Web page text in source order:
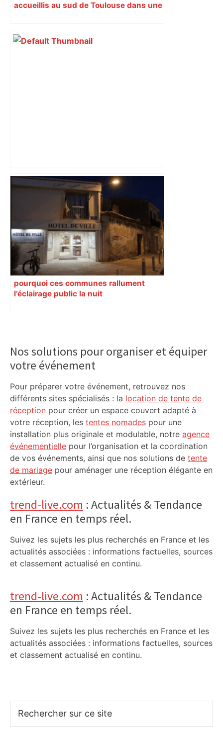
accueillis au sud de Toulouse dans une
Municipales 2026 à Toulouse : voiture,
métro et train encombrent la campagne
électorale – – Le Mans.maville.com
pourquoi ces communes rallument
l’éclairage public la nuit
Sidebar
Nos solutions pour organiser et équiper
votre événement
Pour préparer votre événement, retrouvez nos
différents sites spécialisés : la location de tente de
réception pour créer un espace couvert adapté à
votre réception, les tentes nomades pour une
installation plus originale et modulable, notre agence
événementielle pour l’organisation et la coordination
de vos événements, ainsi que nos solutions de tente
de mariage pour aménager une réception élégante en
extérieur.
trend-live.com : Actualités & Tendance
en France en temps réel.
Suivez les sujets les plus recherchés en France et les
actualités associées : informations factuelles, sources
et classement actualisé en continu.
trend-live.com : Actualités & Tendance
en France en temps réel.
Suivez les sujets les plus recherchés en France et les
actualités associées : informations factuelles, sources
et classement actualisé en continu.
sur